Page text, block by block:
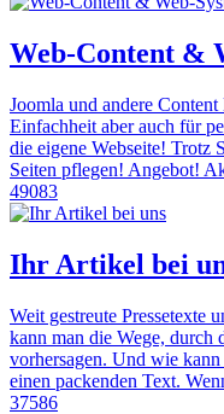
Web-Content &
Joomla und andere
Einfachheit aber auch für
die eigene Webseite! Trotz
Seiten pflegen! Angebot!
49083
Ihr Artikel bei
Weit gestreute Pressetexte
kann man die Wege, durch
vorhersagen. Und wie kann
einen packenden Text.
37586